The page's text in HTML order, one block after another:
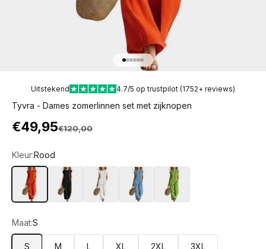
Naar artikel 1
Naar artikel 2
Naar artikel 3
Naar artikel 4
Naar artikel 5
Naar artikel 6
Uitstekend 4.7/5 op trustpilot (1752+ reviews)
Tyvra - Dames zomerlinnen set met zijknopen
Aanbiedingsprijs
€49,95Normale prijs
€120,00
Kleur:Rood
Rood
Zwart Blauw Groen
Maat:S
S M L XL 2XL 3XL